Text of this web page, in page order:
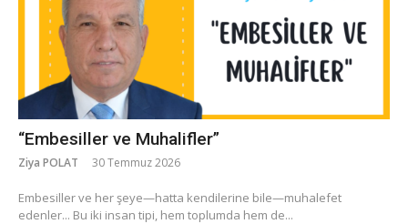
“Embesiller ve Muhalifler”
Ziya POLAT 30 Temmuz 2026
​Embesiller ve her şeye—hatta kendilerine bile—muhalefet
edenler... Bu iki insan tipi, hem toplumda hem de...